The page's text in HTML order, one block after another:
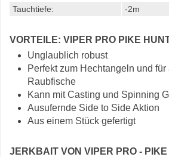
Tauchtiefe:
-2m
VORTEILE: VIPER PRO PIKE
Unglaublich robust
Perfekt zum Hechtangeln und
Raubfische
Kann mit Casting und Spinning
Ausufernde Side to Side Aktion
Aus einem Stück gefertigt
JERKBAIT VON VIPER PRO -